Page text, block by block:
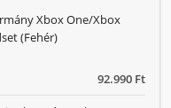
92.990 Ft
Xbox One/Xbox
(Fehér)